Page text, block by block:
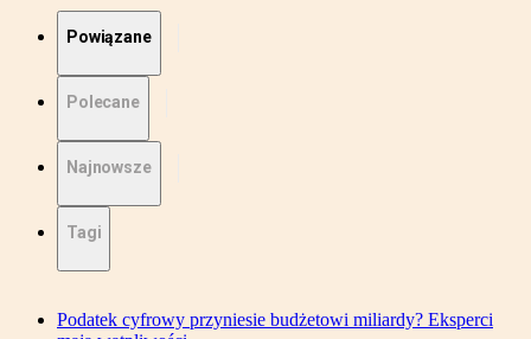
Powiązane
Polecane
Najnowsze
Tagi
Podatek cyfrowy przyniesie budżetowi miliardy? Eksperci